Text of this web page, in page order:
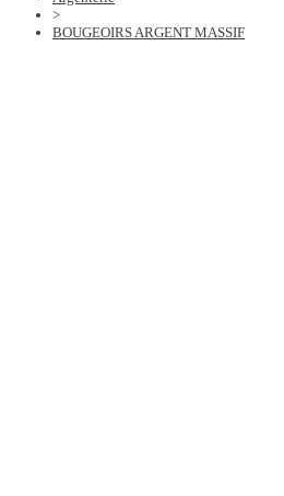
>
BOUGEOIRS ARGENT MASSIF